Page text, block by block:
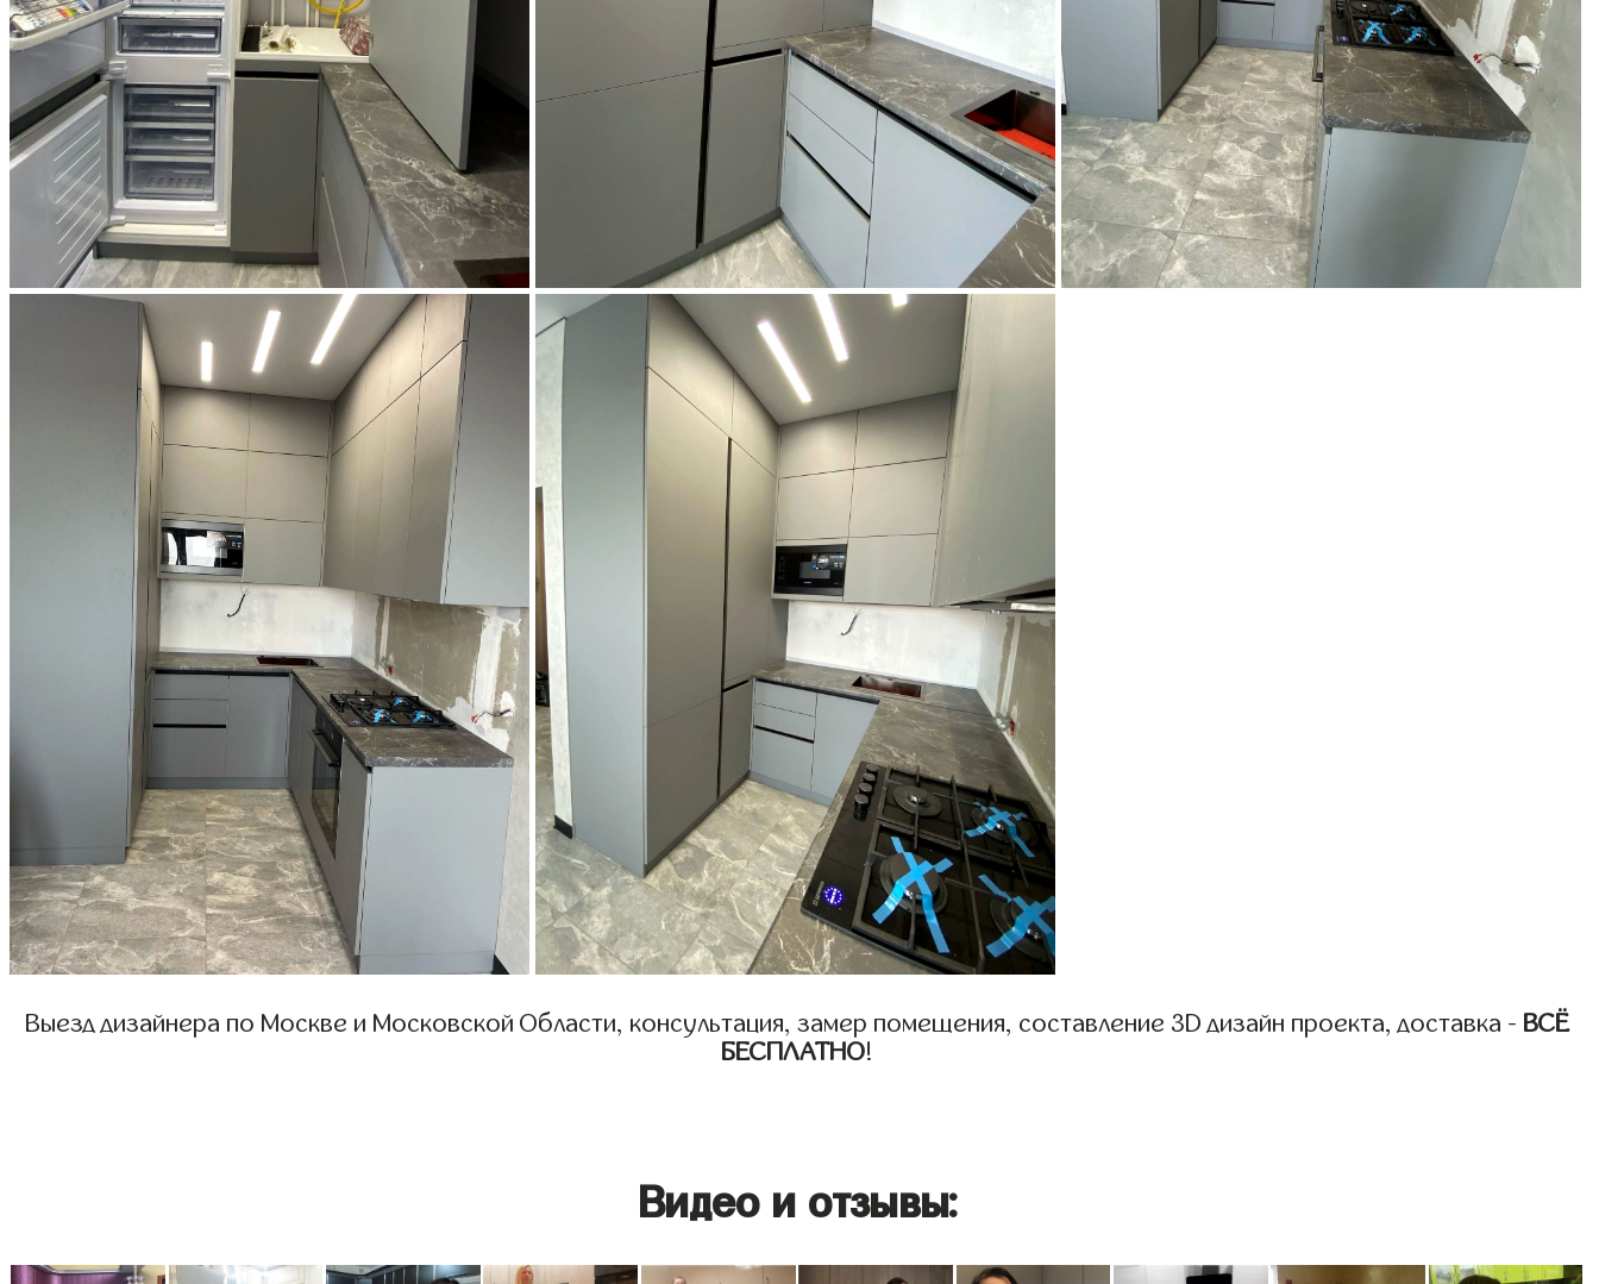
Выезд дизайнера по Москве и Московской Области, консультация, замер помещения, составление 3D дизайн проекта, доставка - ВСЁ
БЕСПЛАТНО!
Видео и отзывы: